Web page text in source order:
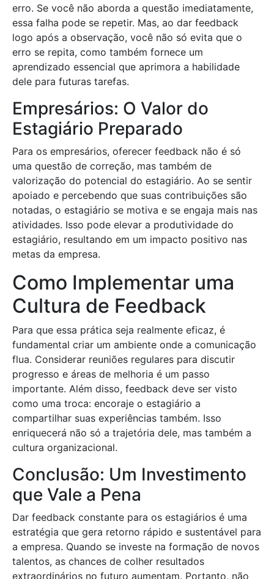
erro. Se você não aborda a questão imediatamente,
essa falha pode se repetir. Mas, ao dar feedback
logo após a observação, você não só evita que o
erro se repita, como também fornece um
aprendizado essencial que aprimora a habilidade
dele para futuras tarefas.
Empresários: O Valor do
Estagiário Preparado
Para os empresários, oferecer feedback não é só
uma questão de correção, mas também de
valorização do potencial do estagiário. Ao se sentir
apoiado e percebendo que suas contribuições são
notadas, o estagiário se motiva e se engaja mais nas
atividades. Isso pode elevar a produtividade do
estagiário, resultando em um impacto positivo nas
metas da empresa.
Como Implementar uma
Cultura de Feedback
Para que essa prática seja realmente eficaz, é
fundamental criar um ambiente onde a comunicação
flua. Considerar reuniões regulares para discutir
progresso e áreas de melhoria é um passo
importante. Além disso, feedback deve ser visto
como uma troca: encoraje o estagiário a
compartilhar suas experiências também. Isso
enriquecerá não só a trajetória dele, mas também a
cultura organizacional.
Conclusão: Um Investimento
que Vale a Pena
Dar feedback constante para os estagiários é uma
estratégia que gera retorno rápido e sustentável para
a empresa. Quando se investe na formação de novos
talentos, as chances de colher resultados
extraordinários no futuro aumentam. Portanto, não